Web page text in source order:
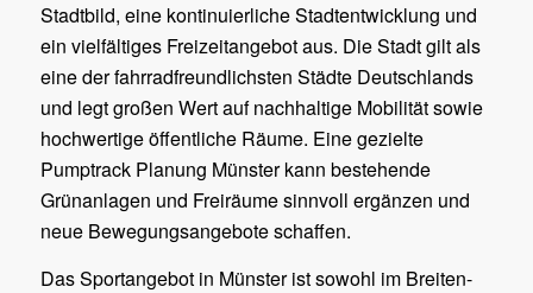
Stadtbild, eine kontinuierliche Stadtentwicklung und
ein vielfältiges Freizeitangebot aus. Die Stadt gilt als
eine der fahrradfreundlichsten Städte Deutschlands
und legt großen Wert auf nachhaltige Mobilität sowie
hochwertige öffentliche Räume. Eine gezielte
Pumptrack Planung Münster kann bestehende
Grünanlagen und Freiräume sinnvoll ergänzen und
neue Bewegungsangebote schaffen.
Das Sportangebot in Münster ist sowohl im Breiten-